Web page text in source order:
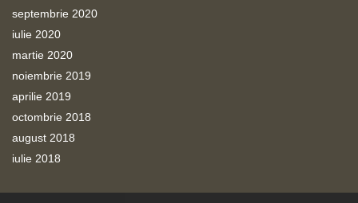
septembrie 2020
iulie 2020
martie 2020
noiembrie 2019
aprilie 2019
octombrie 2018
august 2018
iulie 2018